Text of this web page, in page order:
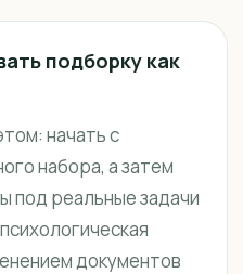
подборку как
начать с
набора, а затем
под реальные задачи
документов